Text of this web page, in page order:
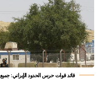
قائد قوات حرس الحدود الإيراني: جميع